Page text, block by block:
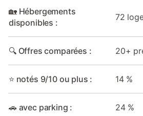
🏡 Hébergements
disponibles :
72
🔍 Offres comparées : 20+
⭐ notés 9/10 ou plus : 14 %
🚗 avec parking : 24 %